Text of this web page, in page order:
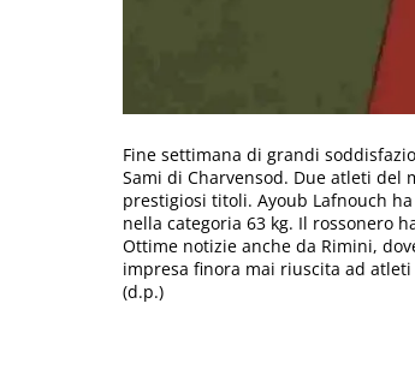
Fine settimana di grandi
Sami di Charvensod. Due atleti del
prestigiosi titoli. Ayoub Lafnouch
nella categoria 63 kg. Il rossonero
Ottime notizie anche da Rimini,
impresa finora mai riuscita ad
(d.p.)